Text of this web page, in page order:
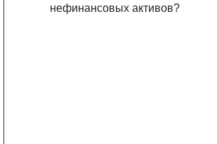
нефинансовых активов?